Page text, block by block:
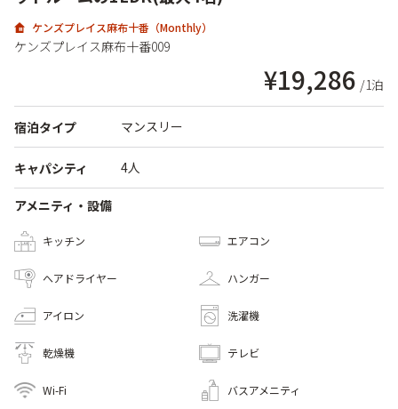
ケンズプレイス麻布十番（Monthly）
ケンズプレイス麻布十番009
¥19,286 /1泊
宿泊タイプ マンスリー
キャパシティ 4人
アメニティ・設備
キッチン エアコン
へアドライヤー ハンガー
アイロン 洗濯機
乾燥機 テレビ
Wi-Fi バスアメニティ